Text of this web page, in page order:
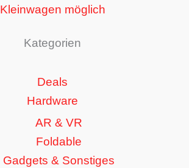
Kleinwagen möglich
Kategorien
Deals
Hardware
AR & VR
Foldable
Gadgets & Sonstiges